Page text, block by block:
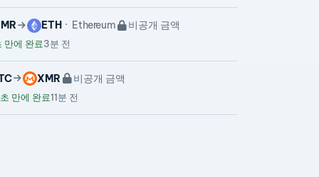
ETH Ethereum 비공개 금액
만에 완료3분 전
XMR 비공개 금액
만에 완료11분 전